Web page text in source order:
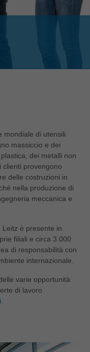
mondiale di utensili
massiccio e dei
dei metalli non
clienti provengono
delle costruzioni in
nella produzione di
meccanica e
è presente in
filiali e circa 3.000
di responsabilità con
internazionale.
varie opportunità
di lavoro